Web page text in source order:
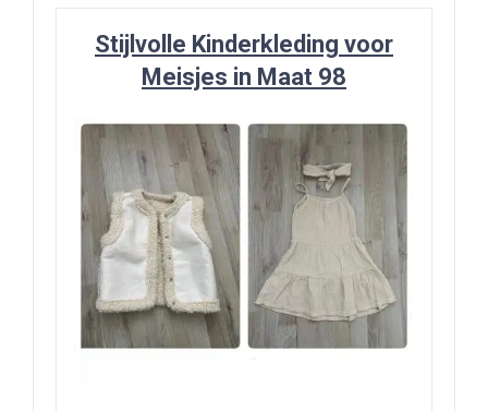
Stijlvolle Kinderkleding voor
Meisjes in Maat 98